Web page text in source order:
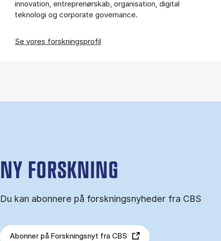
innovation, entreprenørskab, organisation, digital
teknologi og corporate governance.
Se vores forskningsprofil
NY FORSKNING
Du kan abonnere på forskningsnyheder fra CBS
Abonner på Forskningsnyt fra CBS